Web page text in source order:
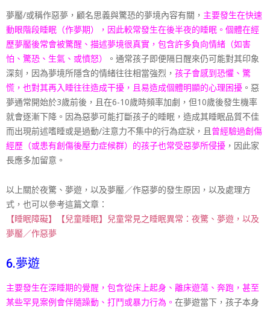
夢靨/或稱作惡夢，顧名思義與驚恐的夢境內容有關， 主要發生在快速
動眼階段睡眠（作夢期），因此較常發生在後半夜的睡眠。個體在經
歷夢靨後常會被驚醒、描述夢境很真實，包含許多負向情緒（如害
怕、 驚恐、生氣、或憤怒） 。通常孩子即便隔日醒來仍可能對其印象
深刻，因為夢境所隱含的情緒往往相當強烈， 孩子會感到恐懼、驚
慌，也對其再入睡往往造成干擾，且易造成個體明顯的心理困擾 。惡
夢通常開始於3歲前後，且在6-10歲時頻率加劇，但10歲後發生機率
就會逐漸下降。因為惡夢可能打斷孩子的睡眠，造成其睡眠品質不佳
而出現前述嗜睡或是過動/注意力不集中的行為症狀，且曾經驗過創傷
經歷（或患有創傷後壓力症候群）的孩子也常受惡夢所侵擾 ，因此家
長應多加留意。
以上關於夜驚、夢遊，以及夢靨／作惡夢的發生原因，以及處理方
式，也可以參考這篇文章：
【睡眠障礙】【兒童睡眠】兒童常見之睡眠異常：夜驚、夢遊，以及
夢靨／作惡夢
6.夢遊
主要發生在深睡期的覺醒，包含從床上起身、離床遊蕩、奔跑，甚至
某些罕見案例會伴隨躁動、打鬥或暴力行為。 在夢遊當下，孩子本身